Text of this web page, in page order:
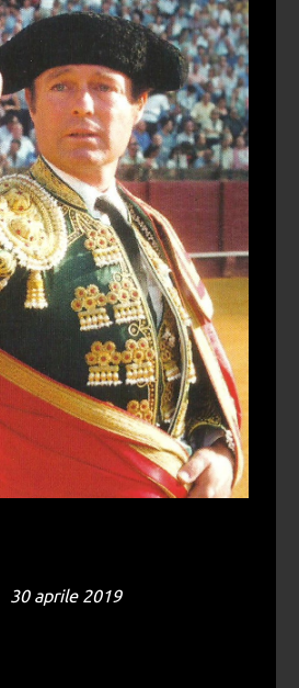
30 aprile 2019